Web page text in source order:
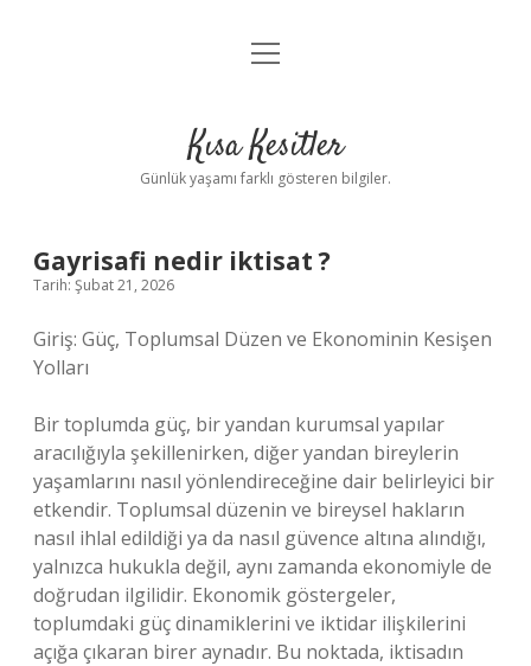
Anasayfa
Yasal Uyarı
menüyü
Kısa Kesitler
Günlük yaşamı farklı gösteren bilgiler.
Gayrisafi nedir iktisat ?
Tarih: Şubat 21, 2026
Giriş: Güç, Toplumsal Düzen ve Ekonominin Kesişen
Yolları
Bir toplumda güç, bir yandan kurumsal yapılar
aracılığıyla şekillenirken, diğer yandan bireylerin
yaşamlarını nasıl yönlendireceğine dair belirleyici bir
etkendir. Toplumsal düzenin ve bireysel hakların
nasıl ihlal edildiği ya da nasıl güvence altına alındığı,
yalnızca hukukla değil, aynı zamanda ekonomiyle de
doğrudan ilgilidir. Ekonomik göstergeler,
toplumdaki güç dinamiklerini ve iktidar ilişkilerini
açığa çıkaran birer aynadır. Bu noktada, iktisadın